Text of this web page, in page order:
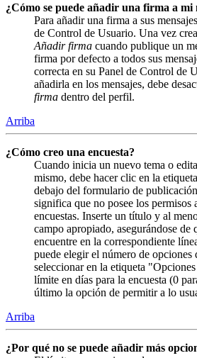
¿Cómo se puede añadir una firma a mi
Para añadir una firma a sus
de Control de Usuario. Una vez
Añadir firma cuando publique un
firma por defecto a todos sus
correcta en su Panel de Control de
añadirla en los mensajes, debe
firma dentro del perfil.
Arriba
¿Cómo creo una encuesta?
Cuando inicia un nuevo tema o
mismo, debe hacer clic en la
debajo del formulario de
significa que no posee los permisos
encuestas. Inserte un título y al
campo apropiado, asegurándose de
encuentre en la correspondiente
puede elegir el número de opciones
seleccionar en la etiqueta
límite en días para la encuesta (0
último la opción de permitir a lo
Arriba
¿Por qué no se puede añadir más